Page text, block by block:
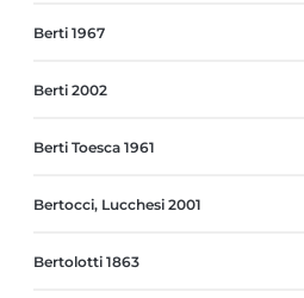
Berti 1967
Berti 2002
Berti Toesca 1961
Bertocci, Lucchesi 2001
Bertolotti 1863